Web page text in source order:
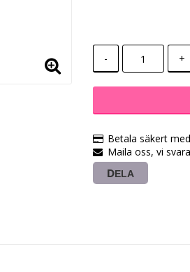
- +
Betala säkert
Maila oss, vi
DELA